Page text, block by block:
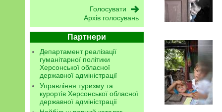
Архів голосувань
Партнери
Департамент реалізації
гуманітарної політики
Херсонської обласної
державної адміністрації
Управління туризму та
курортів Херсонської обласної
державної адміністрації